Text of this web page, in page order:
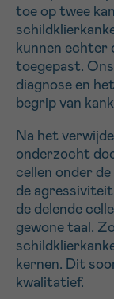
toe op twee
kunnen echter
toegepast.
diagnose en
begrip van
Na het
onderzocht
cellen onder
de
de delende
gewone taal.
kernen. Dit
kwalitatief.